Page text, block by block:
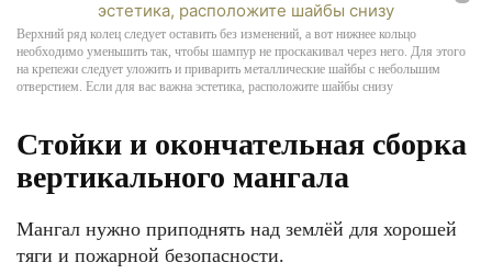
Верхний ряд колец следует оставить без изменений, а вот нижнее кольцо
необходимо уменьшить так, чтобы шампур не проскакивал через него. Для этого
на крепежи следует уложить и приварить металлические шайбы с небольшим
отверстием. Если для вас важна эстетика, расположите шайбы снизу
Стойки и окончательная сборка
вертикального мангала
Мангал нужно приподнять над землёй для хорошей
тяги и пожарной безопасности.